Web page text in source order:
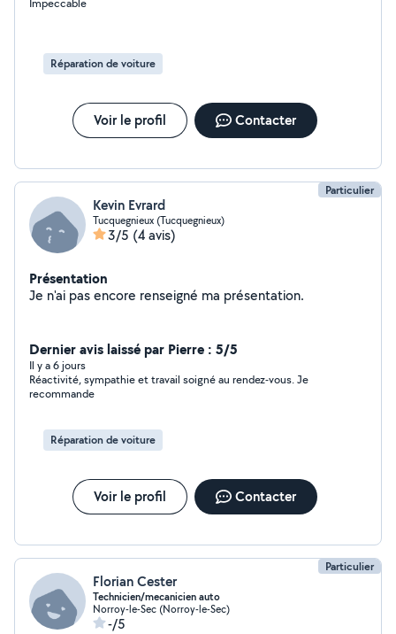
Impeccable
Réparation de voiture
Voir le profil Contacter
Particulier
Kevin Evrard
Tucquegnieux (Tucquegnieux)
3/5 (4 avis)
Présentation
Je n'ai pas encore renseigné ma présentation.
Dernier avis laissé par Pierre : 5/5
Il y a 6 jours
Réactivité, sympathie et travail soigné au rendez-vous. Je
recommande
Réparation de voiture
Voir le profil Contacter
Particulier
Florian Cester
Technicien/mecanicien auto
Norroy-le-Sec (Norroy-le-Sec)
-/5